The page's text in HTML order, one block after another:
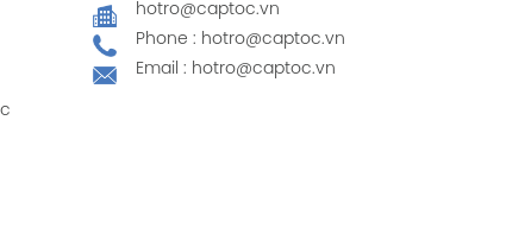
hotro@captoc.vn
Phone : hotro@captoc.vn
Email : hotro@captoc.vn